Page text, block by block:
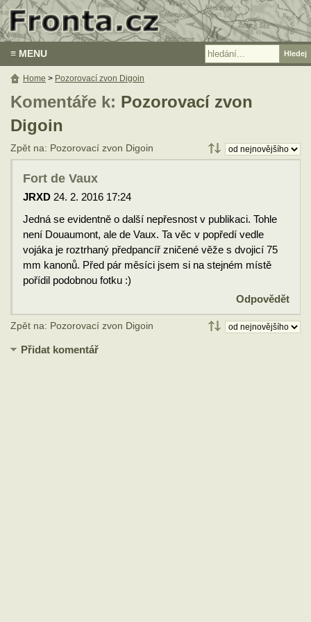
≡ MENU
Komentáře k: Pozorovací zvon
Digoin
Zpět na: Pozorovací zvon Digoin
Fort de Vaux
JRXD 24. 2. 2016 17:24
Jedná se evidentně o další nepřesnost v publikaci. Tohle
není Douaumont, ale de Vaux. Ta věc v popředí vedle
vojáka je roztrhaný předpancíř zničené věže s dvojicí 75
mm kanonů. Před pár měsíci jsem si na stejném místě
pořídil podobnou fotku :)
Odpovědět
Zpět na: Pozorovací zvon Digoin
Přidat komentář
Home > Pozorovací zvon Digoin